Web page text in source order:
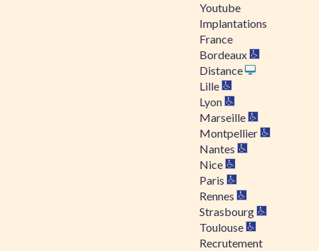
Youtube
Implantations
France
Bordeaux
Distance
Lille
Lyon
Marseille
Montpellier
Nantes
Nice
Paris
Rennes
Strasbourg
Toulouse
Recrutement